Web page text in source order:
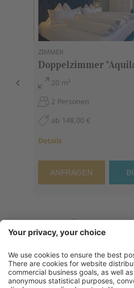
ZIMMER
Doppelzimmer
20 m²
2 Personen
ab 148,00 €
Details
ANFRAGEN
ALLE ZIMMER IM ÜBERBLICK
Kontakt